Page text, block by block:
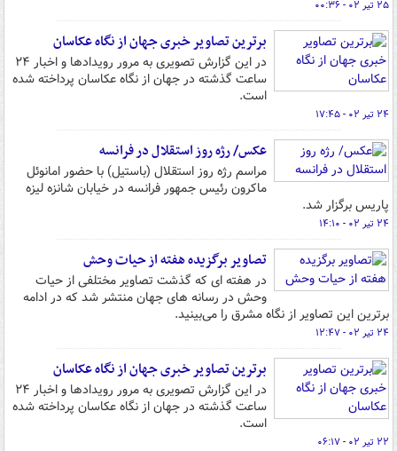
۲۵ تیر ۰۲ - ۰۰:۳۶
برترین تصاویر خبری جهان از نگاه عکاسان
در این گزارش تصویری به مرور رویدادها و اخبار ۲۴
ساعت گذشته در جهان از نگاه عکاسان پرداخته شده
است.
۲۴ تیر ۰۲ - ۱۷:۴۵
عکس/ رژه روز استقلال در فرانسه
مراسم رژه روز استقلال (باستیل) با حضور امانوئل
ماکرون رئیس جمهور فرانسه در خیابان شانزه لیزه
پاریس برگزار شد.
۲۴ تیر ۰۲ - ۱۴:۱۰
تصاویر برگزیده هفته از حیات وحش
در هفته ای که گذشت تصاویر مختلفی از حیات
وحش در رسانه های جهان منتشر شد که در ادامه
برترین این تصاویر از نگاه مشرق را می‌بینید.
۲۴ تیر ۰۲ - ۱۲:۴۷
برترین تصاویر خبری جهان از نگاه عکاسان
در این گزارش تصویری به مرور رویدادها و اخبار ۲۴
ساعت گذشته در جهان از نگاه عکاسان پرداخته شده
است.
۲۲ تیر ۰۲ - ۰۶:۱۷